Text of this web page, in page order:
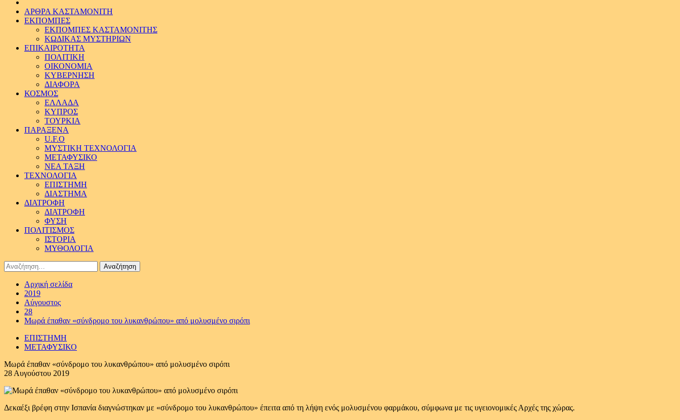
ΑΡΘΡΑ ΚΑΣΤΑΜΟΝΙΤΗ
ΕΚΠΟΜΠΕΣ
ΕΚΠΟΜΠΕΣ ΚΑΣΤΑΜΟΝΙΤΗΣ
ΚΩΔΙΚΑΣ ΜΥΣΤΗΡΙΩΝ
ΕΠΙΚΑΙΡΟΤΗΤΑ
ΠΟΛΙΤΙΚΗ
ΟΙΚΟΝΟΜΙΑ
ΚΥΒΕΡΝΗΣΗ
ΔΙΑΦΟΡΑ
ΚΟΣΜΟΣ
ΕΛΛΑΔΑ
ΚΥΠΡΟΣ
ΤΟΥΡΚΙΑ
ΠΑΡΑΞΕΝΑ
U.F.O
ΜΥΣΤΙΚΗ ΤΕΧΝΟΛΟΓΙΑ
ΜΕΤΑΦΥΣΙΚΟ
ΝΕΑ ΤΑΞΗ
ΤΕΧΝΟΛΟΓΙΑ
ΕΠΙΣΤΗΜΗ
ΔΙΑΣΤΗΜΑ
ΔΙΑΤΡΟΦΗ
ΔΙΑΤΡΟΦΗ
ΦΥΣΗ
ΠΟΛΙΤΙΣΜΟΣ
ΙΣΤΟΡΙΑ
ΜΥΘΟΛΟΓΙΑ
Αναζήτηση
για:
Αρχική σελίδα
2019
Αύγουστος
28
Μωρά έπαθαν «σύνδρομο του λυκανθρώπου» από μολυσμένο σιρόπι
ΕΠΙΣΤΗΜΗ
ΜΕΤΑΦΥΣΙΚΟ
Μωρά έπαθαν «σύνδρομο του λυκανθρώπου» από μολυσμένο σιρόπι
28 Αυγούστου 2019
Δεκαέξι βρέφη στην Ισπανία διαγνώστηκαν με «σύνδρομο του λυκανθρώπου» έπειτα από τη λήψη ενός μολυσμένου φαρμάκου, σύμφωνα με τις υγειονομικές Αρχές της χώρας.